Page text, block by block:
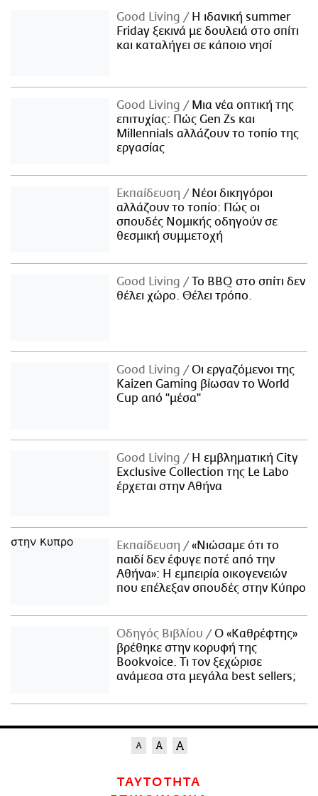
Good Living
Η ιδανική summer
Friday ξεκινά με δουλειά στο σπίτι
και καταλήγει σε κάποιο νησί
Good Living
Μια νέα οπτική της
επιτυχίας: Πώς Gen Zs και
Millennials αλλάζουν το τοπίο της
εργασίας
Εκπαίδευση
Νέοι δικηγόροι
αλλάζουν το τοπίο: Πώς οι
σπουδές Νομικής οδηγούν σε
θεσμική συμμετοχή
Good Living
Το BBQ στο σπίτι δεν
θέλει χώρο. Θέλει τρόπο.
Good Living
Οι εργαζόμενοι της
Kaizen Gaming βίωσαν το World
Cup από "μέσα"
Good Living
Η εμβληματική City
Exclusive Collection της Le Labo
έρχεται στην Αθήνα
Εκπαίδευση
«Νιώσαμε ότι το
παιδί δεν έφυγε ποτέ από την
Αθήνα»: Η εμπειρία οικογενειών
που επέλεξαν σπουδές στην Κύπρο
Οδηγός Βιβλίου
Ο «Καθρέφτης»
βρέθηκε στην κορυφή της
Bookvoice. Τι τον ξεχώρισε
ανάμεσα στα μεγάλα best sellers;
ΤΑΥΤΟΤΗΤΑ